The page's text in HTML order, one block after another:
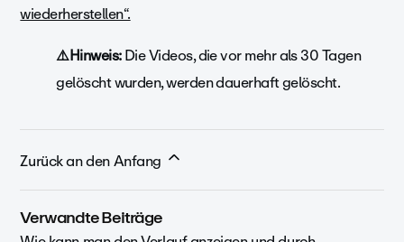
wiederherstellen“.
⚠️Hinweis:DieVideos, die vor mehr als 30 Tagen
gelöscht wurden, werden dauerhaft gelöscht.
Zurück an den Anfang
Verwandte Beiträge